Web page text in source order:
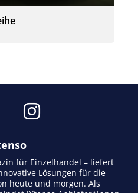
für Einzelhandel – liefert
Lösungen für die
heute und morgen. Als